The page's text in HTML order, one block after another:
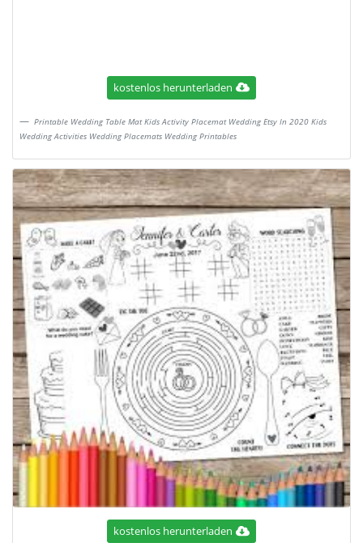
kostenlos herunterladen
Printable Wedding Table Mat Kids Activity Placemat Wedding Etsy In 2020 Kids
Wedding Activities Wedding Placemats Wedding Printables
kostenlos herunterladen